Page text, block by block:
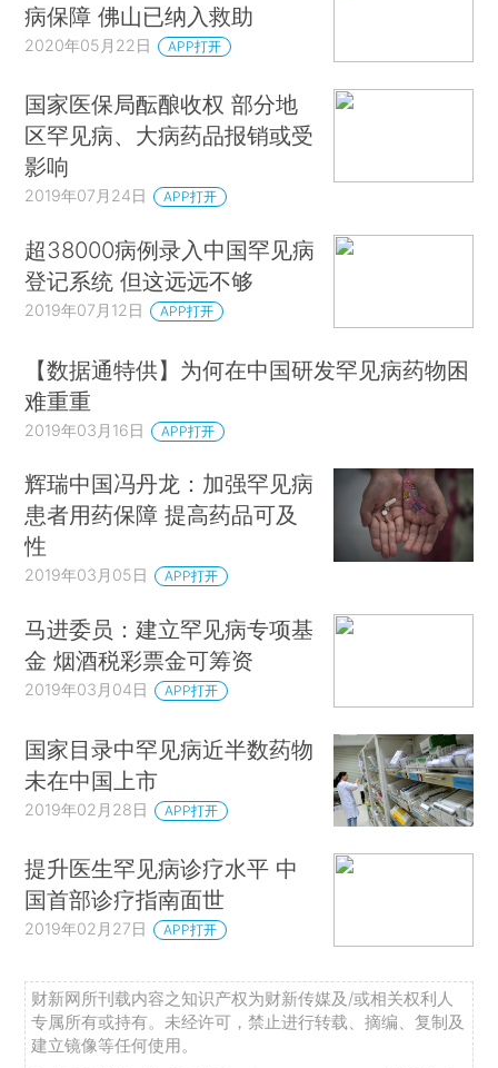
病保障 佛山已纳入救助
2020年05月22日 APP打开
国家医保局酝酿收权 部分地
区罕见病、大病药品报销或受
影响
2019年07月24日 APP打开
超38000病例录入中国罕见病
登记系统 但这远远不够
2019年07月12日 APP打开
【数据通特供】为何在中国研发罕见病药物困
难重重
2019年03月16日 APP打开
辉瑞中国冯丹龙：加强罕见病
患者用药保障 提高药品可及
性
2019年03月05日 APP打开
马进委员：建立罕见病专项基
金 烟酒税彩票金可筹资
2019年03月04日 APP打开
国家目录中罕见病近半数药物
未在中国上市
2019年02月28日 APP打开
提升医生罕见病诊疗水平 中
国首部诊疗指南面世
2019年02月27日 APP打开
财新网所刊载内容之知识产权为财新传媒及/或相关权利人
专属所有或持有。未经许可，禁止进行转载、摘编、复制及
建立镜像等任何使用。